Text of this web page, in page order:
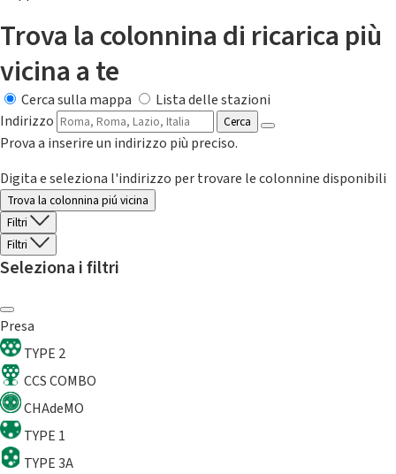
Trova la colonnina di ricarica più
vicina a te
Cerca sulla mappa
Lista delle stazioni
Indirizzo
Cerca
Prova a inserire un indirizzo più preciso.
Digita e seleziona l'indirizzo per trovare le colonnine disponibili
Trova la colonnina piú vicina
Filtri
Filtri
Seleziona i filtri
Presa
TYPE 2
CCS COMBO
CHAdeMO
TYPE 1
TYPE 3A